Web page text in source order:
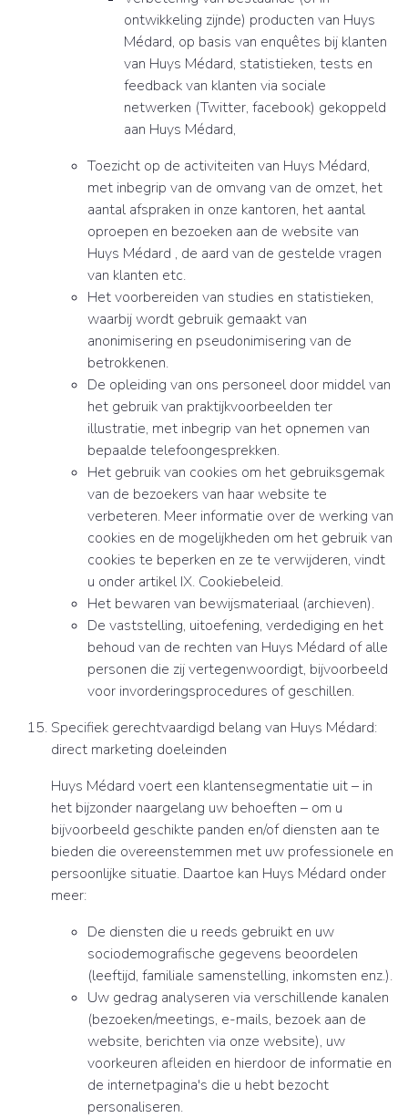
ontwikkeling zijnde) producten van Huys
Médard, op basis van enquêtes bij klanten
van Huys Médard, statistieken, tests en
feedback van klanten via sociale
netwerken (Twitter, facebook) gekoppeld
aan Huys Médard,
Toezicht op de activiteiten van Huys Médard,
met inbegrip van de omvang van de omzet, het
aantal afspraken in onze kantoren, het aantal
oproepen en bezoeken aan de website van
Huys Médard , de aard van de gestelde vragen
van klanten etc.
Het voorbereiden van studies en statistieken,
waarbij wordt gebruik gemaakt van
anonimisering en pseudonimisering van de
betrokkenen.
De opleiding van ons personeel door middel van
het gebruik van praktijkvoorbeelden ter
illustratie, met inbegrip van het opnemen van
bepaalde telefoongesprekken.
Het gebruik van cookies om het gebruiksgemak
van de bezoekers van haar website te
verbeteren. Meer informatie over de werking van
cookies en de mogelijkheden om het gebruik van
cookies te beperken en ze te verwijderen, vindt
u onder artikel IX. Cookiebeleid.
Het bewaren van bewijsmateriaal (archieven).
De vaststelling, uitoefening, verdediging en het
behoud van de rechten van Huys Médard of alle
personen die zij vertegenwoordigt, bijvoorbeeld
voor invorderingsprocedures of geschillen.
Specifiek gerechtvaardigd belang van Huys Médard:
direct marketing doeleinden
Huys Médard voert een klantensegmentatie uit – in
het bijzonder naargelang uw behoeften – om u
bijvoorbeeld geschikte panden en/of diensten aan te
bieden die overeenstemmen met uw professionele en
persoonlijke situatie. Daartoe kan Huys Médard onder
meer:
De diensten die u reeds gebruikt en uw
sociodemografische gegevens beoordelen
(leeftijd, familiale samenstelling, inkomsten enz.).
Uw gedrag analyseren via verschillende kanalen
(bezoeken/meetings, e-mails, bezoek aan de
website, berichten via onze website), uw
voorkeuren afleiden en hierdoor de informatie en
de internetpagina's die u hebt bezocht
personaliseren.